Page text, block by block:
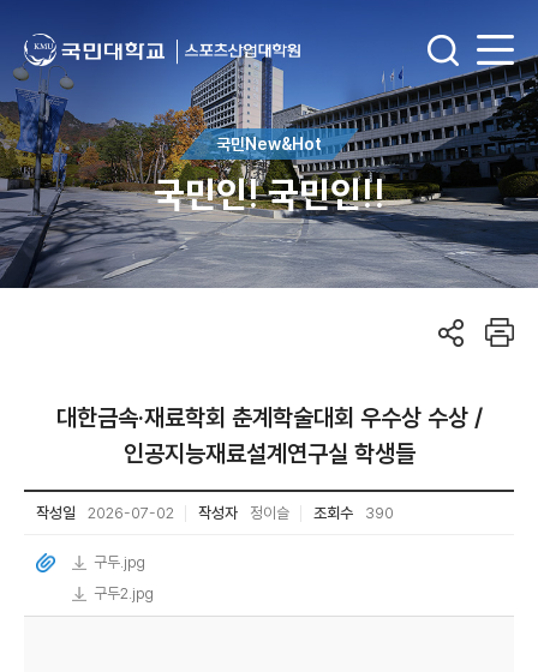
국민New&Hot
국민인! 국민인!!
대한금속·재료학회 춘계학술대회 우수상 수상 /
인공지능재료설계연구실 학생들
작성일 2026-07-02 작성자 정이슬 조회수 390
구두.jpg
구두2.jpg